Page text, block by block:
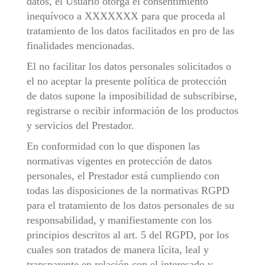
inequívoco a XXXXXXX para que proceda al
tratamiento de los datos facilitados en pro de las
finalidades mencionadas.
El no facilitar los datos personales solicitados o
el no aceptar la presente política de protección
de datos supone la imposibilidad de subscribirse,
registrarse o recibir información de los productos
y servicios del Prestador.
En conformidad con lo que disponen las
normativas vigentes en protección de datos
personales, el Prestador está cumpliendo con
todas las disposiciones de la normativas RGPD
para el tratamiento de los datos personales de su
responsabilidad, y manifiestamente con los
principios descritos al art. 5 del RGPD, por los
cuales son tratados de manera lícita, leal y